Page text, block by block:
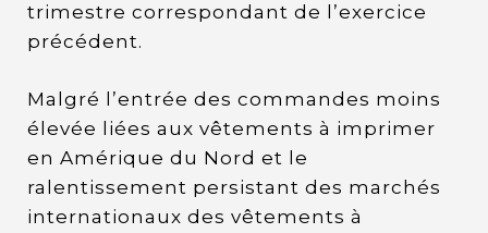
trimestre correspondant de l’exercice
précédent.
Malgré l’entrée des commandes moins
élevée liées aux vêtements à imprimer
en Amérique du Nord et le
ralentissement persistant des marchés
internationaux des vêtements à